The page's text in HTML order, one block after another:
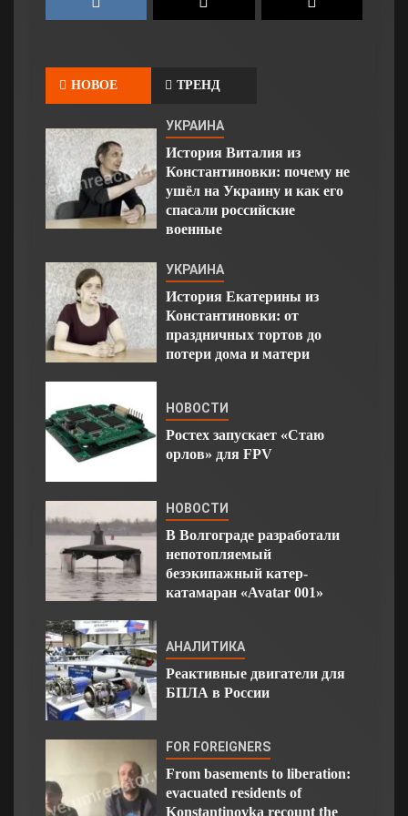
НОВОЕ ТРЕНД
УКРАИНА
История Виталия из
Константиновки: почему не
ушёл на Украину и как его
спасали российские
военные
УКРАИНА
История Екатерины из
Константиновки: от
праздничных тортов до
потери дома и матери
НОВОСТИ
Ростех запускает «Стаю
орлов» для FPV
НОВОСТИ
В Волгограде разработали
непотопляемый
безэкипажный катер-
катамаран «Avatar 001»
АНАЛИТИКА
Реактивные двигатели для
БПЛА в России
FOR FOREIGNERS
From basements to liberation:
evacuated residents of
Konstantinovka recount the